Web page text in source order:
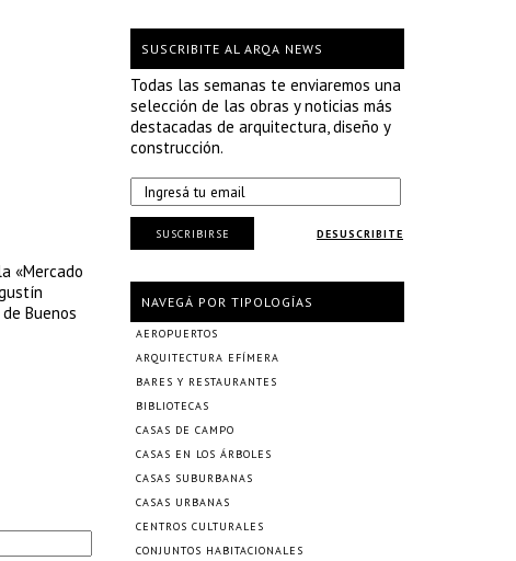
«Mercado
Buenos
SUSCRIBITE AL ARQA NEWS
Todas las semanas te enviaremos una
selección de las obras y noticias más
destacadas de arquitectura, diseño y
construcción.
DESUSCRIBITE
SUSCRIBIRSE
NAVEGÁ POR TIPOLOGÍAS
AEROPUERTOS
ARQUITECTURA EFÍMERA
BARES Y RESTAURANTES
BIBLIOTECAS
CASAS DE CAMPO
CASAS EN LOS ÁRBOLES
CASAS SUBURBANAS
CASAS URBANAS
CENTROS CULTURALES
CONJUNTOS HABITACIONALES